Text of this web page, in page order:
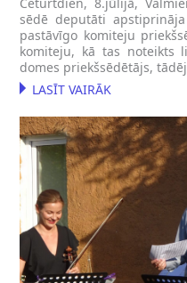
sēdē deputāti
pastāvīgo komiteju
komiteju, kā tas noteikts
domes priekšsēdētājs,
LASĪT VAIRĀK